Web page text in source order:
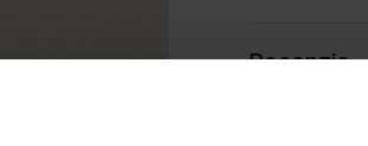
Recenzie